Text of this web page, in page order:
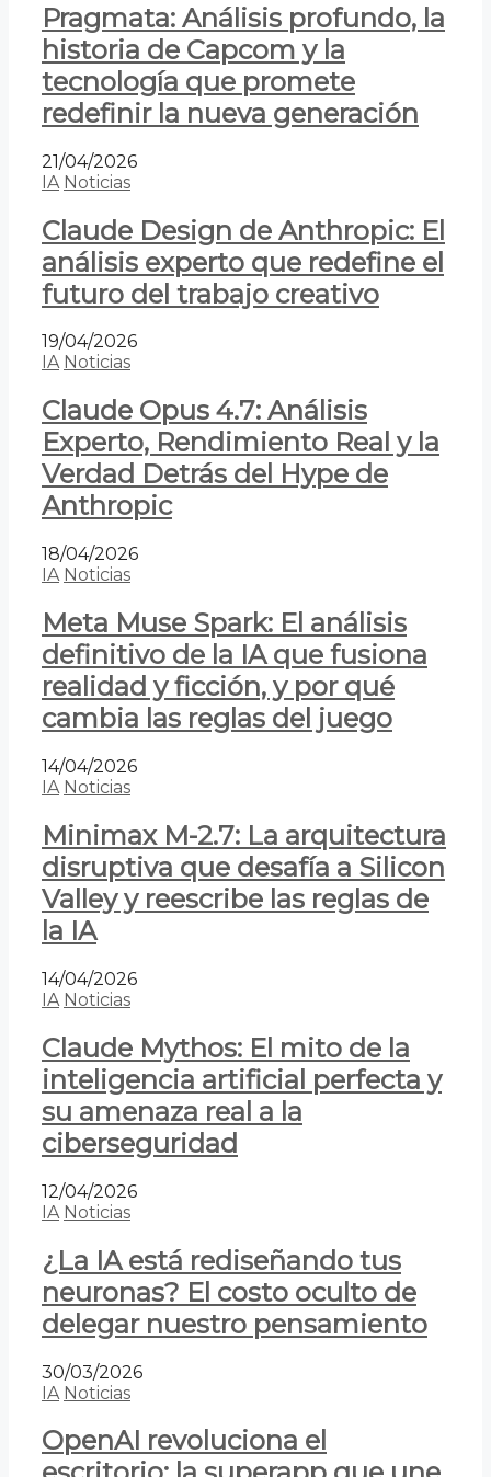
Pragmata: Análisis profundo, la
historia de Capcom y la
tecnología que promete
redefinir la nueva generación
21/04/2026
IA Noticias
Claude Design de Anthropic: El
análisis experto que redefine el
futuro del trabajo creativo
19/04/2026
IA Noticias
Claude Opus 4.7: Análisis
Experto, Rendimiento Real y la
Verdad Detrás del Hype de
Anthropic
18/04/2026
IA Noticias
Meta Muse Spark: El análisis
definitivo de la IA que fusiona
realidad y ficción, y por qué
cambia las reglas del juego
14/04/2026
IA Noticias
Minimax M-2.7: La arquitectura
disruptiva que desafía a Silicon
Valley y reescribe las reglas de
la IA
14/04/2026
IA Noticias
Claude Mythos: El mito de la
inteligencia artificial perfecta y
su amenaza real a la
ciberseguridad
12/04/2026
IA Noticias
¿La IA está rediseñando tus
neuronas? El costo oculto de
delegar nuestro pensamiento
30/03/2026
IA Noticias
OpenAI revoluciona el